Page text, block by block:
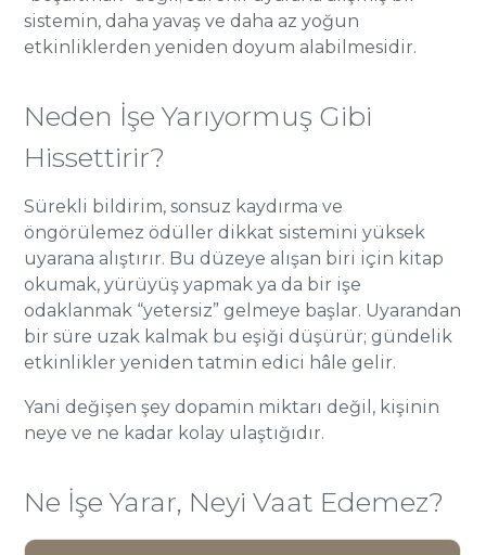
sistemin, daha yavaş ve daha az yoğun
etkinliklerden yeniden doyum alabilmesidir.
Neden İşe Yarıyormuş Gibi
Hissettirir?
Sürekli bildirim, sonsuz kaydırma ve
öngörülemez ödüller dikkat sistemini yüksek
uyarana alıştırır. Bu düzeye alışan biri için kitap
okumak, yürüyüş yapmak ya da bir işe
odaklanmak “yetersiz” gelmeye başlar. Uyarandan
bir süre uzak kalmak bu eşiği düşürür; gündelik
etkinlikler yeniden tatmin edici hâle gelir.
Yani değişen şey dopamin miktarı değil, kişinin
neye ve ne kadar kolay ulaştığıdır.
Ne İşe Yarar, Neyi Vaat Edemez?